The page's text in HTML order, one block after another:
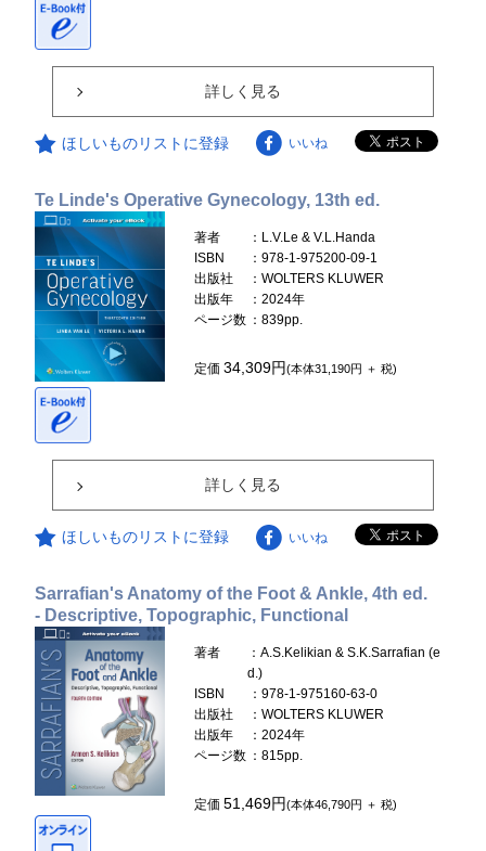
詳しく見る
ほしいものリストに登録 いいね
Te Linde's Operative Gynecology, 13th ed.
著者
：L.V.Le & V.L.Handa
ISBN
：978-1-975200-09-1
出版社
：WOLTERS KLUWER
出版年
：2024年
ページ数 ：839pp.
定価34,309円(本体31,190円 ＋ 税)
詳しく見る
ほしいものリストに登録 いいね
Sarrafian's Anatomy of the Foot & Ankle, 4th ed.
- Descriptive, Topographic, Functional
著者
：A.S.Kelikian & S.K.Sarrafian (e
d.)
ISBN
：978-1-975160-63-0
出版社
：WOLTERS KLUWER
出版年
：2024年
ページ数 ：815pp.
定価51,469円(本体46,790円 ＋ 税)